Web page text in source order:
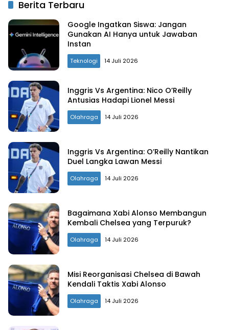
Berita Terbaru
Google Ingatkan Siswa: Jangan
Gunakan AI Hanya untuk Jawaban
Instan
Teknologi 14 Juli 2026
Inggris Vs Argentina: Nico O’Reilly
Antusias Hadapi Lionel Messi
Olahraga 14 Juli 2026
Inggris Vs Argentina: O’Reilly Nantikan
Duel Langka Lawan Messi
Olahraga 14 Juli 2026
INDObrita
Bagaimana Xabi Alonso Membangun
Kembali Chelsea yang Terpuruk?
Olahraga 14 Juli 2026
Misi Reorganisasi Chelsea di Bawah
Kendali Taktis Xabi Alonso
Olahraga 14 Juli 2026